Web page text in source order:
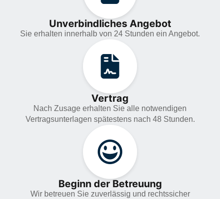
Unverbindliches Angebot
Sie erhalten innerhalb von 24 Stunden ein Angebot.
Vertrag
Nach Zusage erhalten Sie alle notwendigen
Vertragsunterlagen spätestens nach 48 Stunden.
Beginn der Betreuung
Wir betreuen Sie zuverlässig und rechtssicher